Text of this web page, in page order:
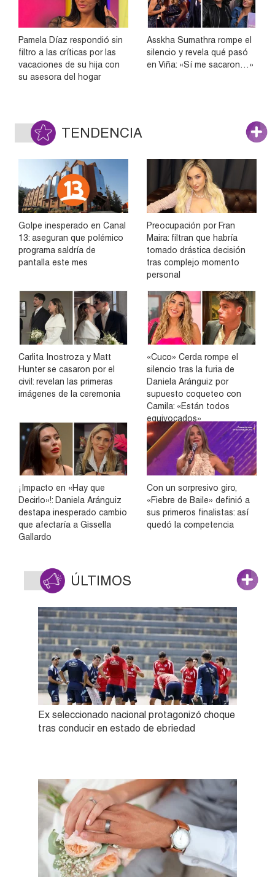
Pamela Díaz respondió sin
filtro a las críticas por las
vacaciones de su hija con
su asesora del hogar
Asskha Sumathra rompe el
silencio y revela qué pasó
en Viña: «Sí me sacaron…»
TENDENCIA
Golpe inesperado en Canal
13: aseguran que polémico
programa saldría de
pantalla este mes
Preocupación por Fran
Maira: filtran que habría
tomado drástica decisión
tras complejo momento
personal
Carlita Inostroza y Matt
Hunter se casaron por el
civil: revelan las primeras
imágenes de la ceremonia
«Cuco» Cerda rompe el
silencio tras la furia de
Daniela Aránguiz por
supuesto coqueteo con
Camila: «Están todos
equivocados»
¡Impacto en «Hay que
Decirlo»!: Daniela Aránguiz
destapa inesperado cambio
que afectaría a Gissella
Gallardo
Con un sorpresivo giro,
«Fiebre de Baile» definió a
sus primeros finalistas: así
quedó la competencia
ÚLTIMOS
Ex seleccionado nacional protagonizó choque
tras conducir en estado de ebriedad